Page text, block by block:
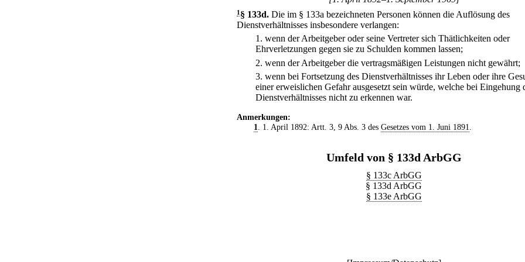
1 § 133d. Die im § 133a bezeichneten Personen können die Auflösung des
Dienstverhältnisses insbesondere verlangen:
1. wenn der Arbeitgeber oder seine Vertreter sich Thätlichkeiten oder
Ehrverletzungen gegen sie zu Schulden kommen lassen;
2. wenn der Arbeitgeber die vertragsmäßigen Leistungen nicht gewährt;
3. wenn bei Fortsetzung des Dienstverhältnisses ihr Leben oder ihre
einer erweislichen Gefahr ausgesetzt sein würde, welche bei Eingehung
Dienstverhältnisses nicht zu erkennen war.
Anmerkungen:
1
. 1. April 1892: Artt. 3, 9 Abs. 3 des Gesetzes vom 1. Juni 1891
Umfeld von § 133d ArbGG
§ 133c ArbGG
§ 133d ArbGG
§ 133e ArbGG